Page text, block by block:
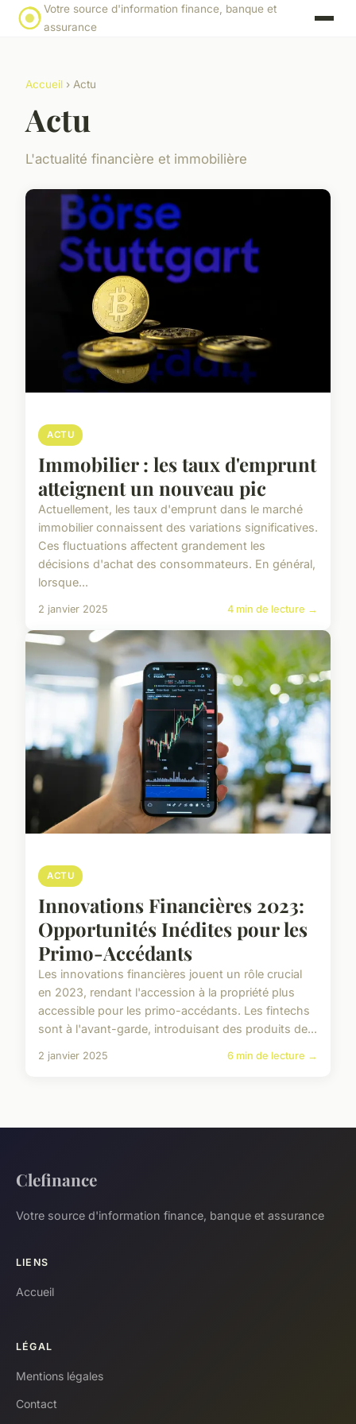
Votre source d'information finance, banque et
assurance
Accueil › Actu
Actu
L'actualité financière et immobilière
ACTU
Immobilier : les taux d'emprunt
atteignent un nouveau pic
Actuellement, les taux d'emprunt dans le marché
immobilier connaissent des variations significatives.
Ces fluctuations affectent grandement les
décisions d'achat des consommateurs. En général,
lorsque...
2 janvier 2025 4 min de lecture →
ACTU
Innovations Financières 2023:
Opportunités Inédites pour les
Primo-Accédants
Les innovations financières jouent un rôle crucial
en 2023, rendant l'accession à la propriété plus
accessible pour les primo-accédants. Les fintechs
sont à l'avant-garde, introduisant des produits de...
2 janvier 2025 6 min de lecture →
Clefinance
Votre source d'information finance, banque et assurance
LIENS
Accueil
LÉGAL
Mentions légales
Contact